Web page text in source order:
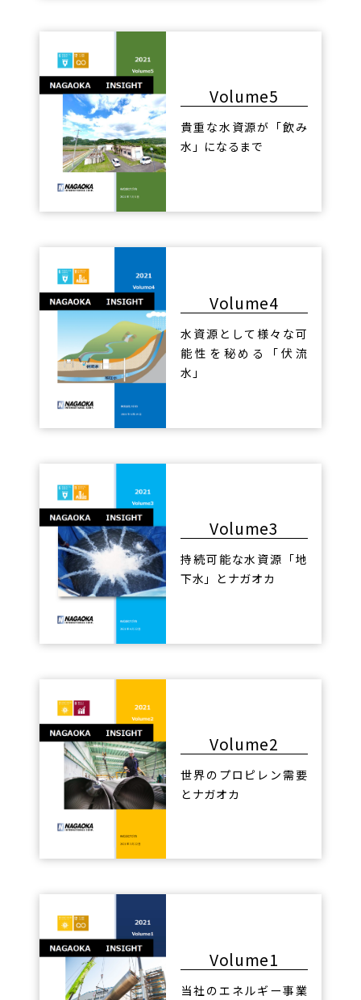
Volume5
貴重な水資源が「飲み
水」になるまで
Volume4
水資源として様々な可
能性を秘める「伏流
水」
Volume3
持続可能な水資源「地
下水」とナガオカ
Volume2
世界のプロピレン需要
とナガオカ
Volume1
当社のエネルギー事業